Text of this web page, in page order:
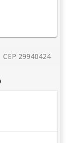
CEP 29940424